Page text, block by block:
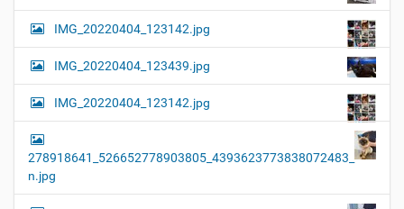
IMG_20220404_123142.jpg
IMG_20220404_123439.jpg
IMG_20220404_123142.jpg
278918641_526652778903805_4393623773838072483_
n.jpg